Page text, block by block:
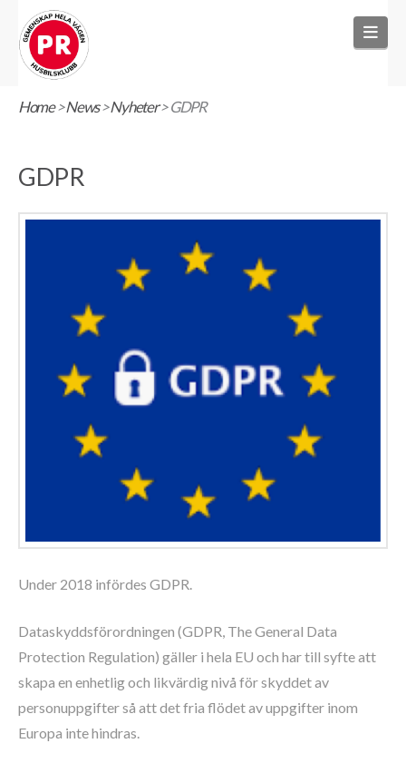
Home>News>Nyheter>GDPR
GDPR
Under 2018 infördes GDPR.
Dataskyddsförordningen (GDPR, The General Data
Protection Regulation) gäller i hela EU och har till syfte att
skapa en enhetlig och likvärdig nivå för skyddet av
personuppgifter så att det fria flödet av uppgifter inom
Europa inte hindras.